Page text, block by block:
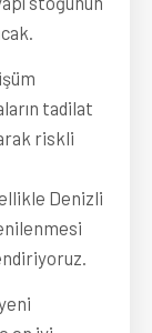
tadilat
riskli
Denizli